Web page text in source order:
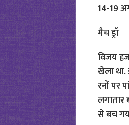
14-19
मैच ड्रॉ
विजय
खेला था.
रनों पर
लगातार
से बच